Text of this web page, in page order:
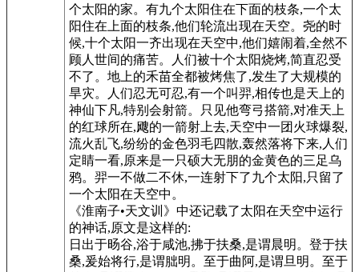
个太阳的家。有九个太阳住在下面的枝条,一个太
阳住在上面的枝条,他们轮流出现在天空。尧的时
候,十个太阳一齐出现在天空中,他们嬉闹着,全然不
顾人世间的痛苦。人们被十个太阳烧烤,简直忍受
不了。地上的禾苗全都被烤焦了,发生了大规模的
旱灾。人们忍无可忍,有一个叫羿,相传也是天上的
神仙下凡,特别会射箭。只见他弯弓搭箭,对准天上
的红球所在,飕的一箭射上去,天空中一团火球爆裂,
流火乱飞,纷纷的金色羽毛四散,轰然落将下来,人们
定睛一看,原来是一只硕大无朋的金黄色的三足乌
鸦。羿一不做二不休,一连射下了九个太阳,只留了
一个太阳在天空中。
《淮南子•天文训》中还记载了太阳在天空中运行
的神话,原文是这样的:
日出于旸谷,浴于咸池,拂于扶桑,是谓晨明。登于扶
桑,爰始将行,是谓朏明。至于曲阿,是谓旦明。至于